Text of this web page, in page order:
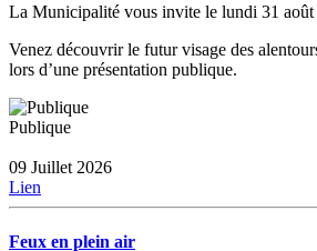
La Municipalité vous invite le lundi 31 août
Venez découvrir le futur visage des
lors d’une présentation publique.
Publique
09 Juillet 2026
Lien
Feux en plein air